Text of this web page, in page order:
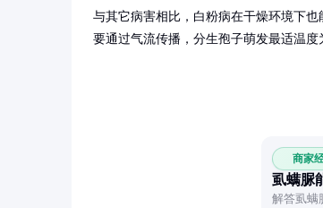
与其它病害相比，白粉病在干燥环境下
要通过气流传播，分生孢子萌发最适温度
商家
虱螨脲
解答虱螨